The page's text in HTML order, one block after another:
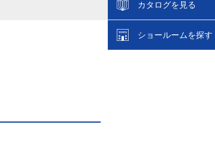
カタログを見る
ショールームを探す